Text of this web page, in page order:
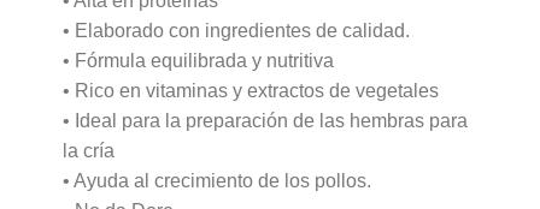
• Elaborado con ingredientes de calidad.
• Fórmula equilibrada y nutritiva
• Rico en vitaminas y extractos de vegetales
• Ideal para la preparación de las hembras para
la cría
• Ayuda al crecimiento de los pollos.